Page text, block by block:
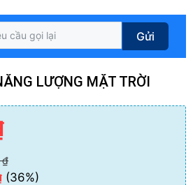
Gửi
LƯỢNG MẶT TRỜI
₫
(36%)